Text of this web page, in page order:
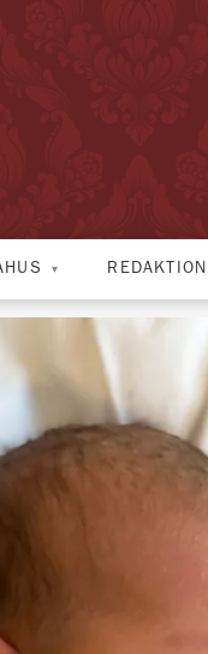
REDAKTION